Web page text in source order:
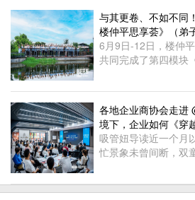
与其更卷、不如不同
楼仲平思享荟》（弟
6月9日-12日，楼仲
共同完成了第四模块
各地企业商协会走进
境下，企业如何《穿
吸管妞导读近一个月
忙景象未曾间断，双